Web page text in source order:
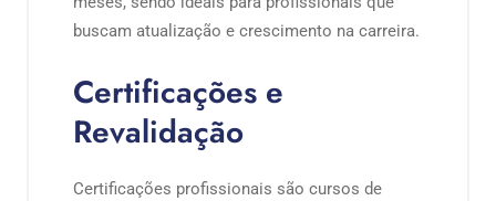
buscam atualização e crescimento na carreira.
Certificações e
Revalidação
Certificações profissionais são cursos de